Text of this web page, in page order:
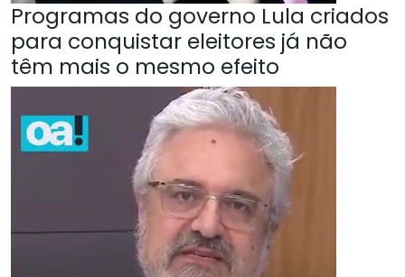
Programas do governo Lula criados
para conquistar eleitores já não
têm mais o mesmo efeito